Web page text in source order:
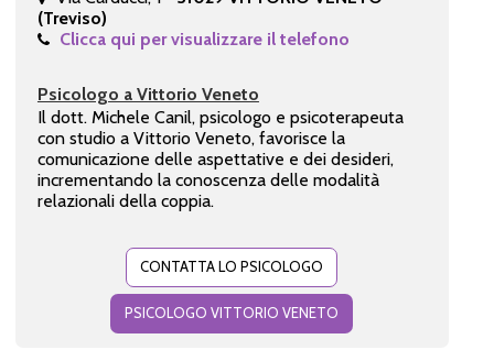
(Treviso)
Clicca qui per visualizzare il telefono
Psicologo a Vittorio Veneto
Il dott. Michele Canil, psicologo e psicoterapeuta
con studio a Vittorio Veneto, favorisce la
comunicazione delle aspettative e dei desideri,
incrementando la conoscenza delle modalità
relazionali della coppia.
CONTATTA LO PSICOLOGO
PSICOLOGO VITTORIO VENETO